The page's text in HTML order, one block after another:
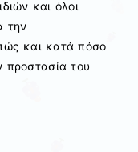
και όλοι
την
και κατά πόσο
προστασία του